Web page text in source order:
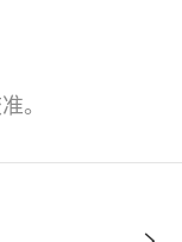
。